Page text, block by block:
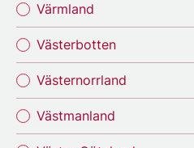
Värmland
Västerbotten
Västernorrland
Västmanland